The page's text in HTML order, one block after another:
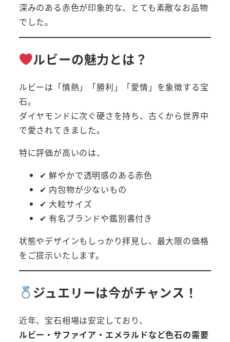
深みのある赤色が印象的な、とても素敵なお品物
でした。
ルビーの魅力とは？
ルビーは「情熱」「勝利」「愛情」を象徴する宝
石。
ダイヤモンドに次ぐ硬さを持ち、古くから世界中
で愛されてきました。
特に評価が高いのは、
✔ 鮮やかで透明感のある赤色
✔ 内包物が少ないもの
✔ 大粒サイズ
✔ 有名ブランドや鑑別書付き
状態やデザインもしっかり拝見し、最大限の価格
をご提示いたします。
ジュエリーは今がチャンス！
近年、宝石相場は安定しており、
ルビー・サファイア・エメラルドなど色石の需要